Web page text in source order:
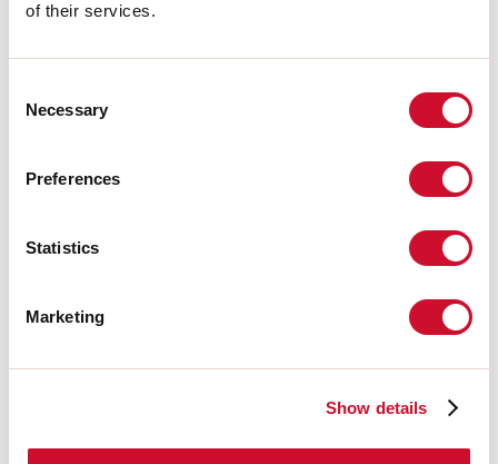
of their services.
Selection
Necessary
Preferences
Statistics
Marketing
Show details
Classe di isolamento:
SELV:
Sì
download della famiglia del prodotto.